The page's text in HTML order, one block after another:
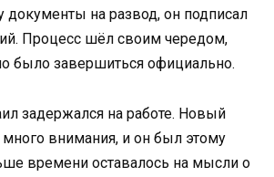
документы на развод, он подписал
Процесс шёл своим чередом,
было завершиться официально.
задержался на работе. Новый
много внимания, и он был этому
времени оставалось на мысли о